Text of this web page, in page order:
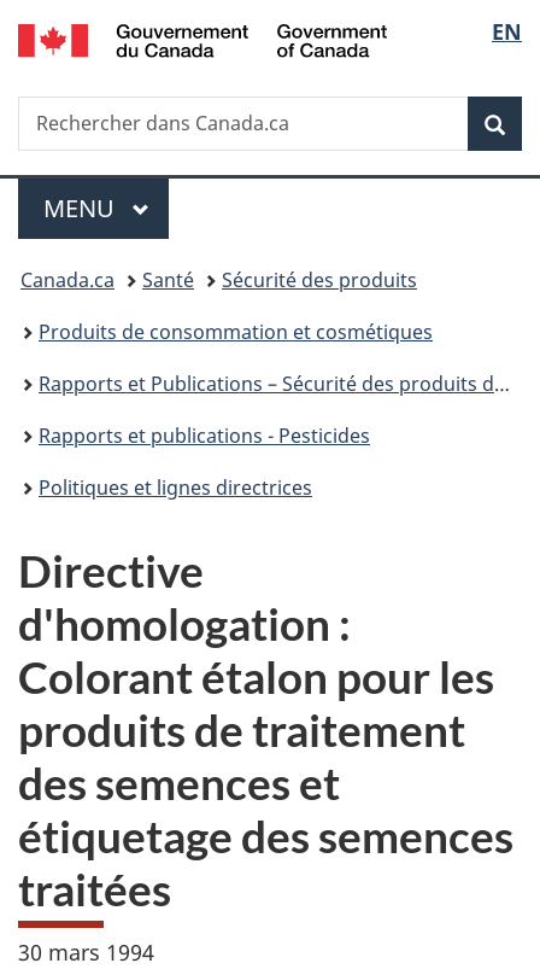
Passer
au
principal
Passer
à
Au
du
Passer
à
version
simplifiée
de
la
EN
Recherche
Rechercher
dans
Menu
MENU PRINCIPAL
Vous
êtes
ici :
Canada.ca Santé
Sécurité des produits
Produits de consommation et cosmétiques
Rapports et Publications – Sécurité des produits de consommation
Rapports et publications - Pesticides
Politiques et lignes directrices
Directive
d'homologation :
Colorant étalon pour les
produits de traitement
des semences et
étiquetage des semences
traitées
30 mars 1994